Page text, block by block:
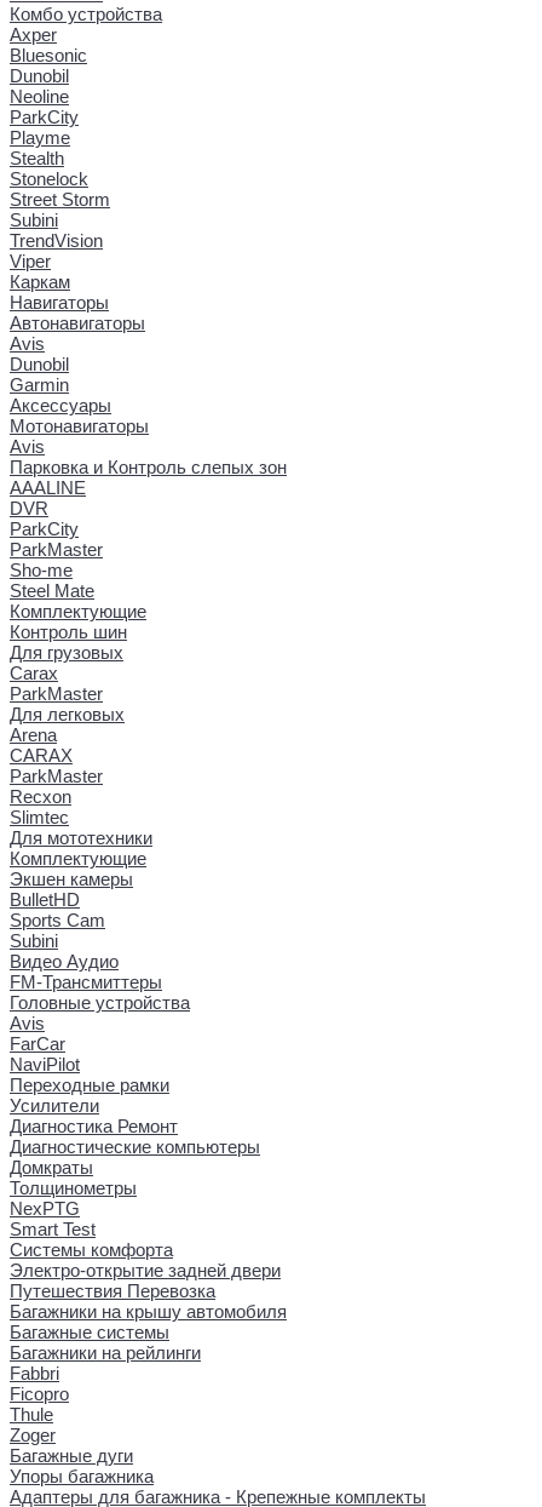
Комбо устройства
Axper
Bluesonic
Dunobil
Neoline
ParkCity
Playme
Stealth
Stonelock
Street Storm
Subini
TrendVision
Viper
Каркам
Навигаторы
Автонавигаторы
Avis
Dunobil
Garmin
Аксессуары
Мотонавигаторы
Avis
Парковка и Контроль слепых зон
AAALINE
DVR
ParkCity
ParkMaster
Sho-me
Steel Mate
Комплектующие
Контроль шин
Для грузовых
Carax
ParkMaster
Для легковых
Arena
CARAX
ParkMaster
Recxon
Slimtec
Для мототехники
Комплектующие
Экшен камеры
BulletHD
Sports Cam
Subini
Видео Аудио
FM-Трансмиттеры
Головные устройства
Avis
FarCar
NaviPilot
Переходные рамки
Усилители
Диагностика Ремонт
Диагностические компьютеры
Домкраты
Толщинометры
NexPTG
Smart Test
Системы комфорта
Электро-открытие задней двери
Путешествия Перевозка
Багажники на крышу автомобиля
Багажные системы
Багажники на рейлинги
Fabbri
Ficopro
Thule
Zoger
Багажные дуги
Упоры багажника
Адаптеры для багажника - Крепежные комплекты